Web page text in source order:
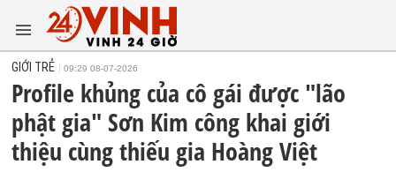
GIỚI TRẺ 09:29 08-07-2026
Profile khủng của cô gái được "lão
phật gia" Sơn Kim công khai giới
thiệu cùng thiếu gia Hoàng Việt